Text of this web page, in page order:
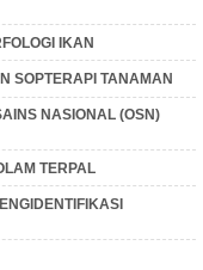
IKAN
SOPTERAPI TANAMAN
NASIONAL (OSN)
TERPAL